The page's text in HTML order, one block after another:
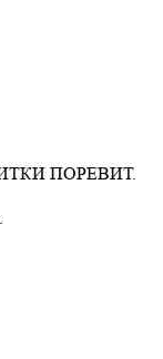
ПОРЕВИТ.